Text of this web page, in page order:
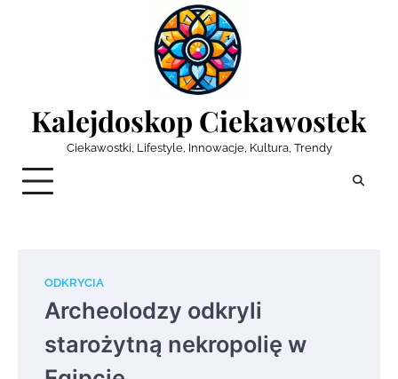
Kalejdoskop Ciekawostek
Ciekawostki, Lifestyle, Innowacje, Kultura, Trendy
ODKRYCIA
Archeolodzy odkryli
starożytną nekropolię w